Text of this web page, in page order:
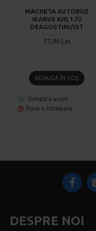
MACHETA AUTOBUZ
IKARUS 620, 1:72
DEAGOSTINI/IST
77,90 Lei
ADAUGĂ ÎN COŞ
Cumpără acum
Pune o întrebare
DESPRE NOI